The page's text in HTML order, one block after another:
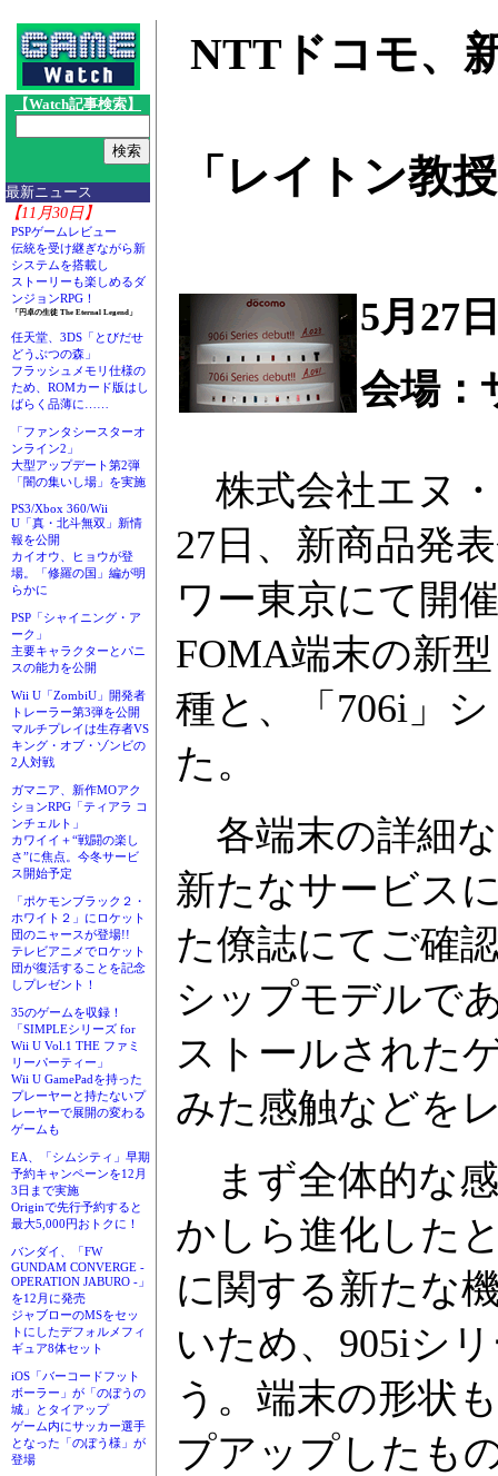
【Watch記事検索】
最新ニュース
【11月30日】
PSPゲームレビュー
伝統を受け継ぎながら新
システムを搭載し
ストーリーも楽しめるダ
ンジョンRPG！
「円卓の生徒 The Eternal Legend」
任天堂、3DS「とびだせ
どうぶつの森」
フラッシュメモリ仕様の
ため、ROMカード版はし
ばらく品薄に……
「ファンタシースターオ
ンライン2」
大型アップデート第2弾
「闇の集いし場」を実施
PS3/Xbox 360/Wii
U「真・北斗無双」新情
報を公開
カイオウ、ヒョウが登
場。「修羅の国」編が明
らかに
PSP「シャイニング・ア
ーク」
主要キャラクターとパニ
スの能力を公開
Wii U「ZombiU」開発者
トレーラー第3弾を公開
マルチプレイは生存者VS
キング・オブ・ゾンビの
2人対戦
ガマニア、新作MOアク
ションRPG「ティアラ コ
ンチェルト」
カワイイ＋“戦闘の楽し
さ”に焦点。今冬サービ
ス開始予定
「ポケモンブラック２・
ホワイト２」にロケット
団のニャースが登場!!
テレビアニメでロケット
団が復活することを記念
しプレゼント！
35のゲームを収録！
「SIMPLEシリーズ for
Wii U Vol.1 THE ファミ
リーパーティー」
Wii U GamePadを持った
プレーヤーと持たないプ
レーヤーで展開の変わる
ゲームも
EA、「シムシティ」早期
予約キャンペーンを12月
3日まで実施
Originで先行予約すると
最大5,000円おトクに！
バンダイ、「FW
GUNDAM CONVERGE -
OPERATION JABURO -」
を12月に発売
ジャブローのMSをセッ
トにしたデフォルメフィ
ギュア8体セット
iOS「バーコードフット
ボーラー」が「のぼうの
城」とタイアップ
ゲーム内にサッカー選手
となった「のぼう様」が
登場
NTTドコモ、
「レイトン教
5月27
会場：
株式会社エヌ
27日、新商品発
ワー東京にて開
FOMA端末の新
種と、「706i」
た。
各端末の詳細
新たなサービス
た僚誌にてご確
シップモデルで
ストールされた
みた感触などを
まず全体的な
かしら進化した
に関する新たな
いため、905iシ
う。端末の形状
プアップしたも